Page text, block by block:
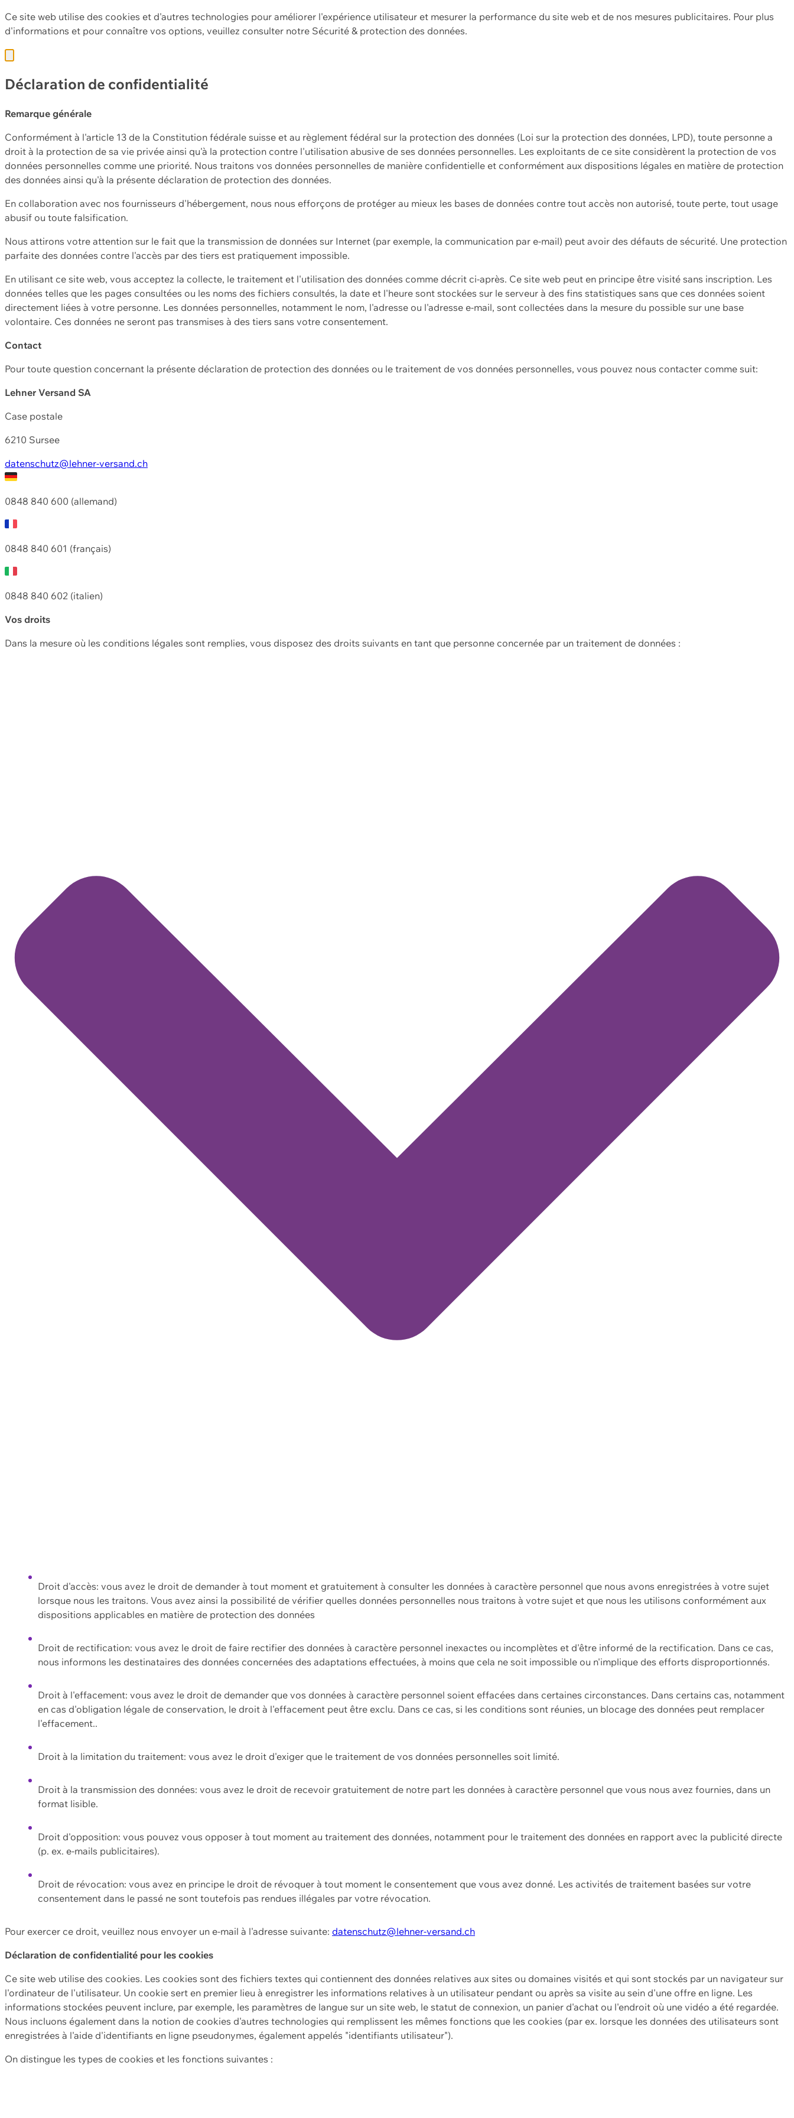
Ce site web utilise des cookies et d'autres technologies pour améliorer l'expérience utilisateur et mesurer la performance du site web et de nos mesures publicitaires. Pour plus
d'informations et pour connaître vos options, veuillez consulter notre Sécurité & protection des données.
Déclaration de confidentialité
Remarque générale
Conformément à l'article 13 de la Constitution fédérale suisse et au règlement fédéral sur la protection des données (Loi sur la protection des données, LPD), toute personne a
droit à la protection de sa vie privée ainsi qu'à la protection contre l'utilisation abusive de ses données personnelles. Les exploitants de ce site considèrent la protection de vos
données personnelles comme une priorité. Nous traitons vos données personnelles de manière confidentielle et conformément aux dispositions légales en matière de protection
des données ainsi qu'à la présente déclaration de protection des données.
En collaboration avec nos fournisseurs d'hébergement, nous nous efforçons de protéger au mieux les bases de données contre tout accès non autorisé, toute perte, tout usage
abusif ou toute falsification.
Nous attirons votre attention sur le fait que la transmission de données sur Internet (par exemple, la communication par e-mail) peut avoir des défauts de sécurité. Une protection
parfaite des données contre l'accès par des tiers est pratiquement impossible.
En utilisant ce site web, vous acceptez la collecte, le traitement et l'utilisation des données comme décrit ci-après. Ce site web peut en principe être visité sans inscription. Les
données telles que les pages consultées ou les noms des fichiers consultés, la date et l'heure sont stockées sur le serveur à des fins statistiques sans que ces données soient
directement liées à votre personne. Les données personnelles, notamment le nom, l'adresse ou l'adresse e-mail, sont collectées dans la mesure du possible sur une base
volontaire. Ces données ne seront pas transmises à des tiers sans votre consentement.
Contact
Pour toute question concernant la présente déclaration de protection des données ou le traitement de vos données personnelles, vous pouvez nous contacter comme suit:
Lehner Versand SA
Case postale
6210 Sursee
datenschutz@lehner-versand.ch
0848 840 600 (allemand)
0848 840 601 (français)
0848 840 602 (italien)
Vos droits
Dans la mesure où les conditions légales sont remplies, vous disposez des droits suivants en tant que personne concernée par un traitement de données :
Droit d'accès: vous avez le droit de demander à tout moment et gratuitement à consulter les données à caractère personnel que nous avons enregistrées à votre sujet
lorsque nous les traitons. Vous avez ainsi la possibilité de vérifier quelles données personnelles nous traitons à votre sujet et que nous les utilisons conformément aux
dispositions applicables en matière de protection des données
Droit de rectification: vous avez le droit de faire rectifier des données à caractère personnel inexactes ou incomplètes et d'être informé de la rectification. Dans ce cas,
nous informons les destinataires des données concernées des adaptations effectuées, à moins que cela ne soit impossible ou n'implique des efforts disproportionnés.
Droit à l'effacement: vous avez le droit de demander que vos données à caractère personnel soient effacées dans certaines circonstances. Dans certains cas, notamment
en cas d'obligation légale de conservation, le droit à l'effacement peut être exclu. Dans ce cas, si les conditions sont réunies, un blocage des données peut remplacer
l'effacement..
Droit à la limitation du traitement: vous avez le droit d'exiger que le traitement de vos données personnelles soit limité.
Droit à la transmission des données: vous avez le droit de recevoir gratuitement de notre part les données à caractère personnel que vous nous avez fournies, dans un
format lisible.
Droit d'opposition: vous pouvez vous opposer à tout moment au traitement des données, notamment pour le traitement des données en rapport avec la publicité directe
(p. ex. e-mails publicitaires).
Droit de révocation: vous avez en principe le droit de révoquer à tout moment le consentement que vous avez donné. Les activités de traitement basées sur votre
consentement dans le passé ne sont toutefois pas rendues illégales par votre révocation.
Pour exercer ce droit, veuillez nous envoyer un e-mail à l'adresse suivante: datenschutz@lehner-versand.ch
Déclaration de confidentialité pour les cookies
Ce site web utilise des cookies. Les cookies sont des fichiers textes qui contiennent des données relatives aux sites ou domaines visités et qui sont stockés par un navigateur sur
l'ordinateur de l'utilisateur. Un cookie sert en premier lieu à enregistrer les informations relatives à un utilisateur pendant ou après sa visite au sein d'une offre en ligne. Les
informations stockées peuvent inclure, par exemple, les paramètres de langue sur un site web, le statut de connexion, un panier d'achat ou l'endroit où une vidéo a été regardée.
Nous incluons également dans la notion de cookies d'autres technologies qui remplissent les mêmes fonctions que les cookies (par ex. lorsque les données des utilisateurs sont
enregistrées à l'aide d'identifiants en ligne pseudonymes, également appelés "identifiants utilisateur").
On distingue les types de cookies et les fonctions suivantes :